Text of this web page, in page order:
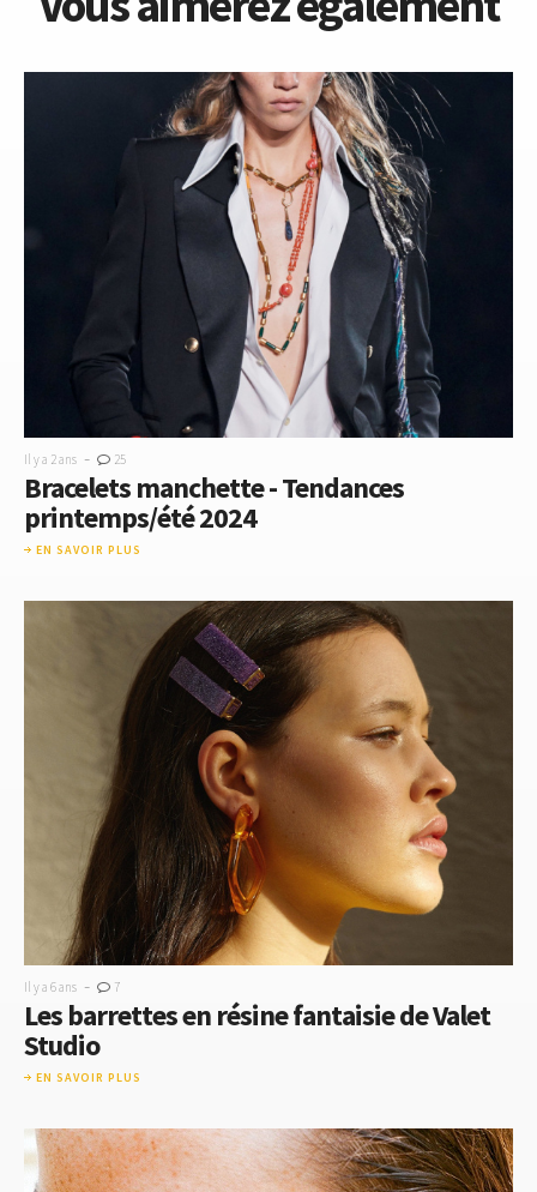
Il y a 2 ans - 25
Bracelets manchette - Tendances
printemps/été 2024
EN SAVOIR PLUS
Il y a 6 ans - 7
Les barrettes en résine fantaisie de Valet
Studio
EN SAVOIR PLUS